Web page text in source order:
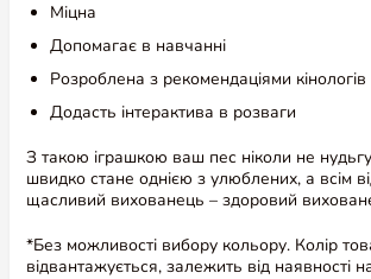
Міцна
Допомагає в навчанні
Розроблена з рекомендаціями кінологів
Додасть інтерактива в розваги
З такою іграшкою ваш пес ніколи не
швидко стане однією з улюблених, а всім
щасливий вихованець – здоровий
*Без можливості вибору кольору. Колір
відвантажується, залежить від наявності